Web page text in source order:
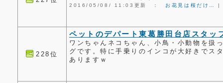
2016/05/08/ 11:03更新 ： お花見は桜だけ…
228位
ペットのデパート東葛勝田台店スタッ
ワンちゃんネコちゃん、小鳥・小動物を扱
グです。特に手乗りのインコが大好きでス
ありますｗ